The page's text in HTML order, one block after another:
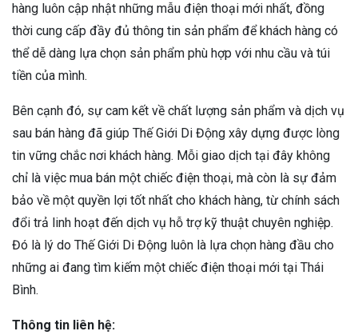
hàng luôn cập nhật những mẫu điện thoại mới nhất, đồng
thời cung cấp đầy đủ thông tin sản phẩm để khách hàng có
thể dễ dàng lựa chọn sản phẩm phù hợp với nhu cầu và túi
tiền của mình.
Bên cạnh đó, sự cam kết về chất lượng sản phẩm và dịch vụ
sau bán hàng đã giúp Thế Giới Di Động xây dựng được lòng
tin vững chắc nơi khách hàng. Mỗi giao dịch tại đây không
chỉ là việc mua bán một chiếc điện thoại, mà còn là sự đảm
bảo về một quyền lợi tốt nhất cho khách hàng, từ chính sách
đổi trả linh hoạt đến dịch vụ hỗ trợ kỹ thuật chuyên nghiệp.
Đó là lý do Thế Giới Di Động luôn là lựa chọn hàng đầu cho
những ai đang tìm kiếm một chiếc điện thoại mới tại Thái
Bình.
Thông tin liên hệ: